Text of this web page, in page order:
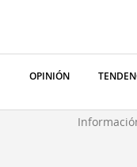
OPINIÓN